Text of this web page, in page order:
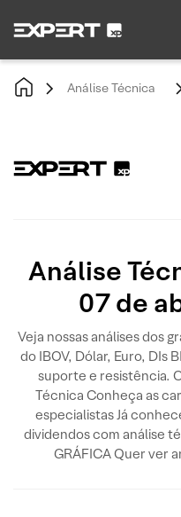
Análise Técnica
Análise
07 de
Veja nossas análises dos
do IBOV, Dólar, Euro, DIs
suporte e resistência.
Técnica Conheça as
especialistas Já
dividendos com análise
GRÁFICA Quer ver